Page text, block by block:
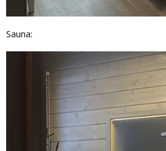
Sauna: